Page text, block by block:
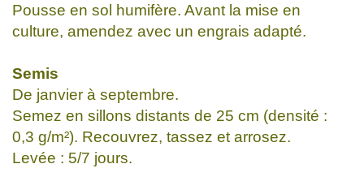
Pousse en sol humifère. Avant la mise en
culture, amendez avec un engrais adapté.
Semis
De janvier à septembre.
Semez en sillons distants de 25 cm (densité :
0,3 g/m²). Recouvrez, tassez et arrosez.
Levée : 5/7 jours.